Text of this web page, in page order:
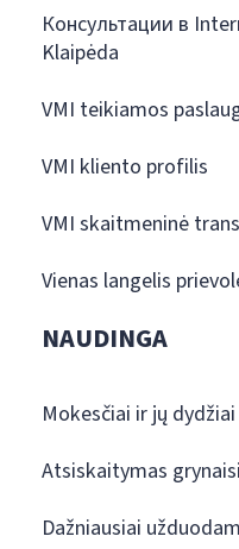
Консультации в
Klaipėda
VMI teikiamos
VMI kliento profilis
VMI skaitmeninė
Vienas langelis
NAUDINGA
Mokesčiai ir jų dydžiai
Atsiskaitymas
Dažniausiai